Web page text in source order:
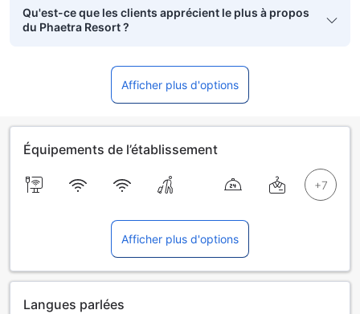
Qu'est-ce que les clients apprécient le plus à propos
du Phaetra Resort ?
Afficher plus d'options
Équipements de l’établissement
Afficher plus d'options
Langues parlées